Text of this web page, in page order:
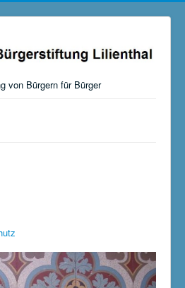
von Bürgern für Bürger